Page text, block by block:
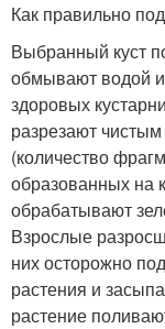
Как правильно
Выбранный куст
обмывают водой
здоровых
разрезают
(количество
образованных на
обрабатывают
Взрослые
них осторожно
растения и
растение